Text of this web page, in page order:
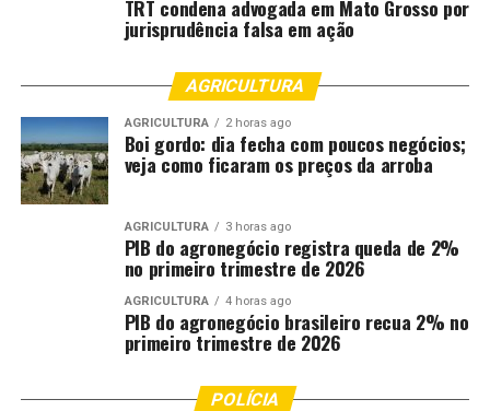
06/02/2026, ASG, às 10h
06/02/2026, TNE, intérprete de Libras, técnico de nível
superior, professor de Inglês, professor pedagogo para
sala multifuncional, professor de Educação Física e
professor de Artes, às 14h
Comentários
RELATED TOPICS: APROVADOS CONFIRA
RELAÇÃO
TRT condena advogada em Mato Grosso por
jurisprudência falsa em ação
AGRICULTURA
AGRICULTURA 2 horas ago
Boi gordo: dia fecha com poucos negócios;
veja como ficaram os preços da arroba
AGRICULTURA 3 horas ago
PIB do agronegócio registra queda de 2%
no primeiro trimestre de 2026
AGRICULTURA 4 horas ago
PIB do agronegócio brasileiro recua 2% no
primeiro trimestre de 2026
POLÍCIA